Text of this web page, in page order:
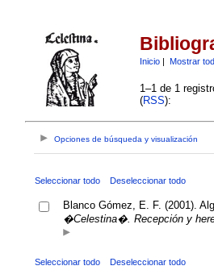
Inicio| Mostrar
1–1 de 1
(RSS):
Opciones de búsqueda y visualización
Seleccionar todo Deseleccionar todo
Blanco Gómez, E. F. (2001).
�Celestina�. Recepción y
Seleccionar todo Deseleccionar todo